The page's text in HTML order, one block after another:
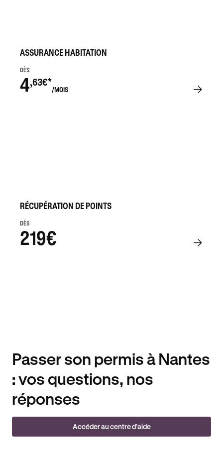
ASSURANCE HABITATION
DÈS
4,63€*
/MOIS
RÉCUPÉRATION DE POINTS
DÈS
219€
Passer son permis à Nantes
: vos questions, nos
réponses
Accéder au centre d’aide